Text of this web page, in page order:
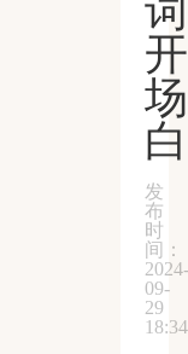
词
开
场
白
发
布
时
间：
2024-
09-
29